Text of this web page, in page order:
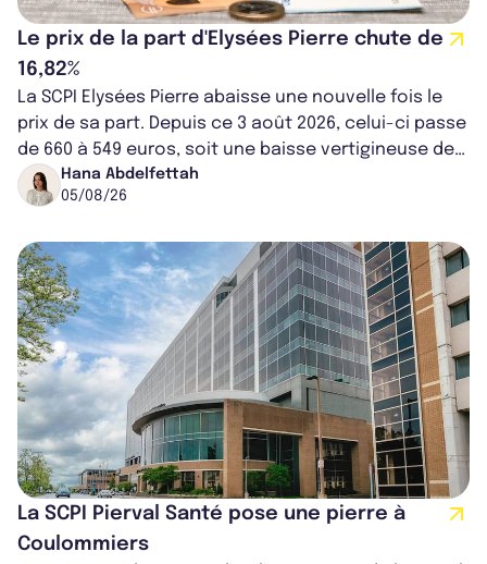
Le prix de la part d'Elysées Pierre chute de
16,82%
La SCPI Elysées Pierre abaisse une nouvelle fois le
prix de sa part. Depuis ce 3 août 2026, celui-ci passe
de 660 à 549 euros, soit une baisse vertigineuse de
16,82%. Cette nouvell...
Hana Abdelfettah
05/08/26
La SCPI Pierval Santé pose une pierre à
Coulommiers